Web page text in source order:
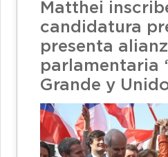
Matthei
candidatura
presenta
parlamentaria
Grande y